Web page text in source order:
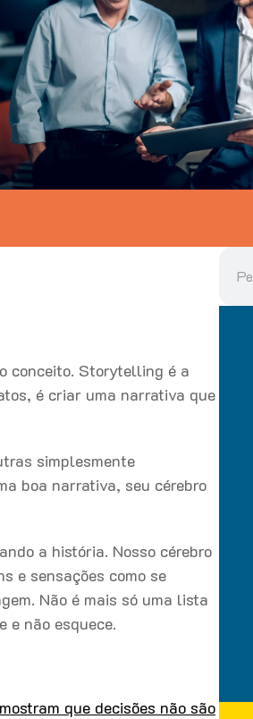
conceito. Storytelling é a
é criar uma narrativa que
simplesmente
boa narrativa, seu cérebro
a história. Nosso cérebro
e sensações como se
Não é mais só uma lista
e não esquece.
que decisões não são